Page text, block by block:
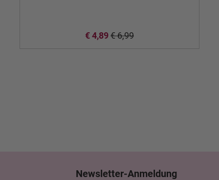
€ 4,89€ 6,99
Newsletter-Anmeldung